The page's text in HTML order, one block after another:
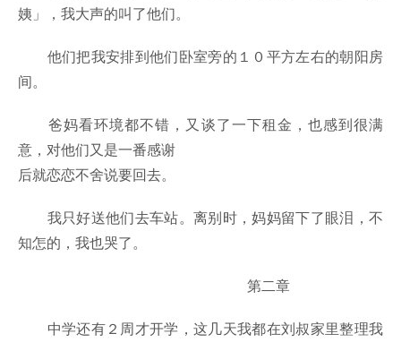
姨」，我大声的叫了他们。
他们把我安排到他们卧室旁的１０平方左右的朝阳房
间。
爸妈看环境都不错，又谈了一下租金，也感到很满
意，对他们又是一番感谢
后就恋恋不舍说要回去。
我只好送他们去车站。离别时，妈妈留下了眼泪，不
知怎的，我也哭了。
第二章
中学还有２周才开学，这几天我都在刘叔家里整理我